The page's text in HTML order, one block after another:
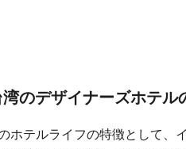
湾のデザイナーズホテル
ホテルライフの特徴として、